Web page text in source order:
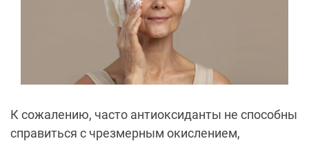
К сожалению, часто антиоксиданты не способны
справиться с чрезмерным окислением,